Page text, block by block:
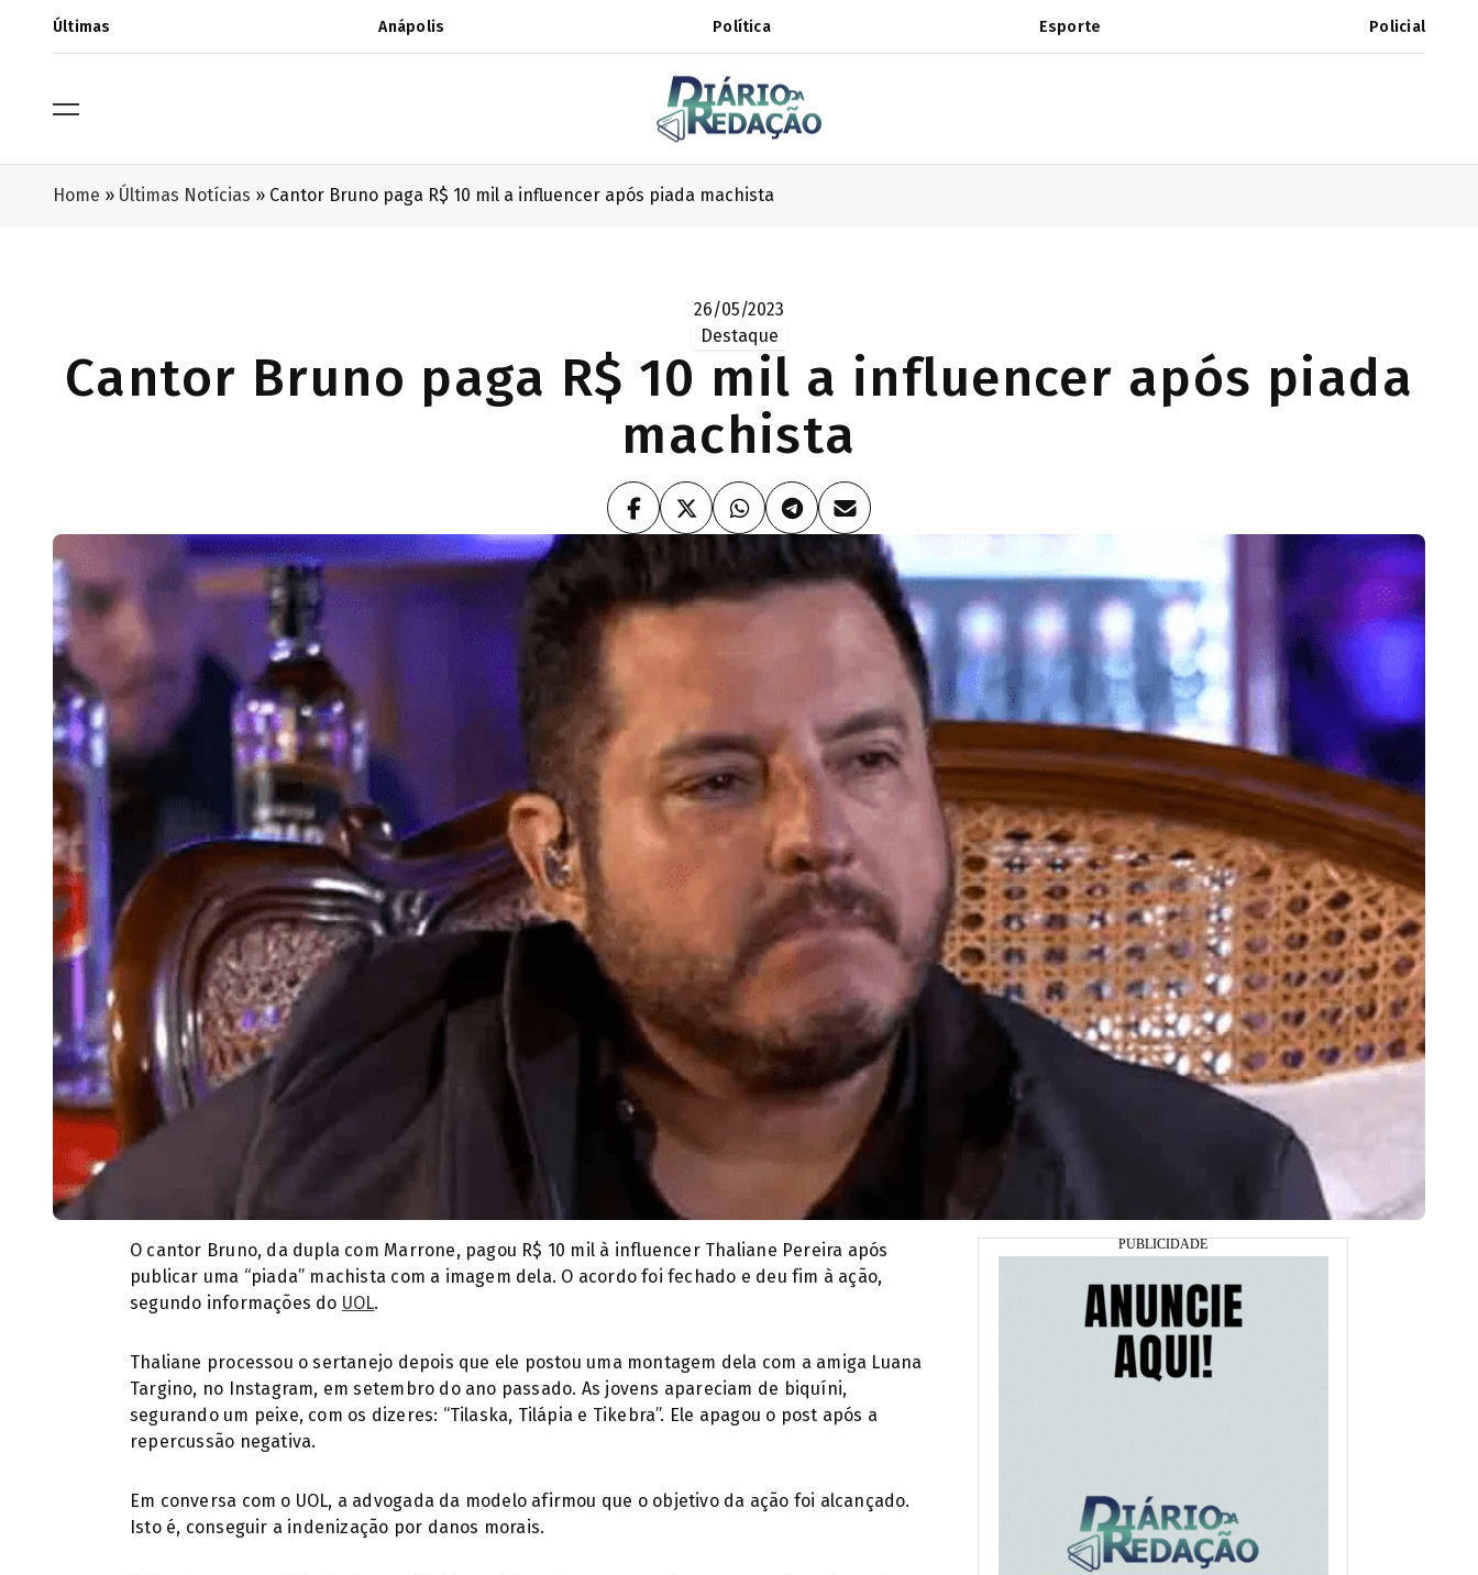
Últimas Anápolis Política Esporte Policial
Home » Últimas Notícias » Cantor Bruno paga R$ 10 mil a influencer após piada machista
26/05/2023
Destaque
Cantor Bruno paga R$ 10 mil a influencer após piada
machista
O cantor Bruno, da dupla com Marrone, pagou R$ 10 mil à influencer Thaliane Pereira após
publicar uma “piada” machista com a imagem dela. O acordo foi fechado e deu fim à ação,
segundo informações do UOL.
Thaliane processou o sertanejo depois que ele postou uma montagem dela com a amiga Luana
Targino, no Instagram, em setembro do ano passado. As jovens apareciam de biquíni,
segurando um peixe, com os dizeres: “Tilaska, Tilápia e Tikebra”. Ele apagou o post após a
repercussão negativa.
Em conversa com o UOL, a advogada da modelo afirmou que o objetivo da ação foi alcançado.
Isto é, conseguir a indenização por danos morais.